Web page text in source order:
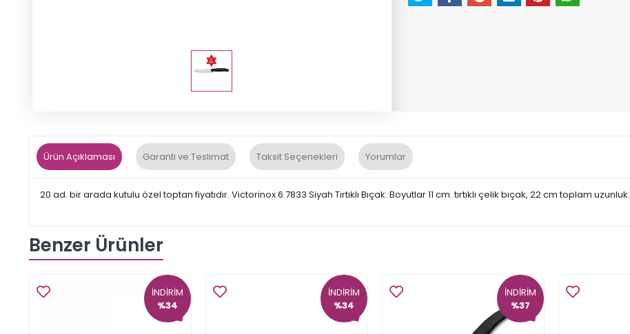
Ürün Açıklaması Garanti ve Teslimat Taksit Seçenekleri Yorumlar
20 ad. bir arada kutulu özel toptan fiyatıdır. Victorinox 6.7833 Siyah Tırtıklı Bıçak. Boyutlar 11 cm. tırtıklı çelik bıçak, 22 cm toplam uzunluk.
Benzer Ürünler
İNDİRİM
%34
İNDİRİM
%34
İNDİRİM
%37